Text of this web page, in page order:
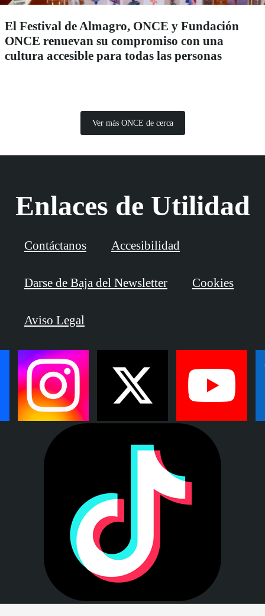
El Festival de Almagro, ONCE y Fundación
ONCE renuevan su compromiso con una
cultura accesible para todas las personas
Ver más ONCE de cerca
Enlaces de Utilidad
Contáctanos Accesibilidad
Darse de Baja del Newsletter Cookies
Aviso Legal